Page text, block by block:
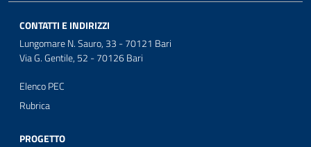
CONTATTI E INDIRIZZI
Lungomare N. Sauro, 33 - 70121 Bari
Via G. Gentile, 52 - 70126 Bari
Elenco PEC
Rubrica
PROGETTO